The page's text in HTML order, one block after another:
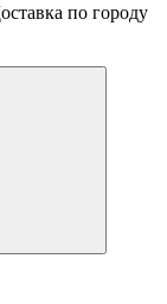
по городу